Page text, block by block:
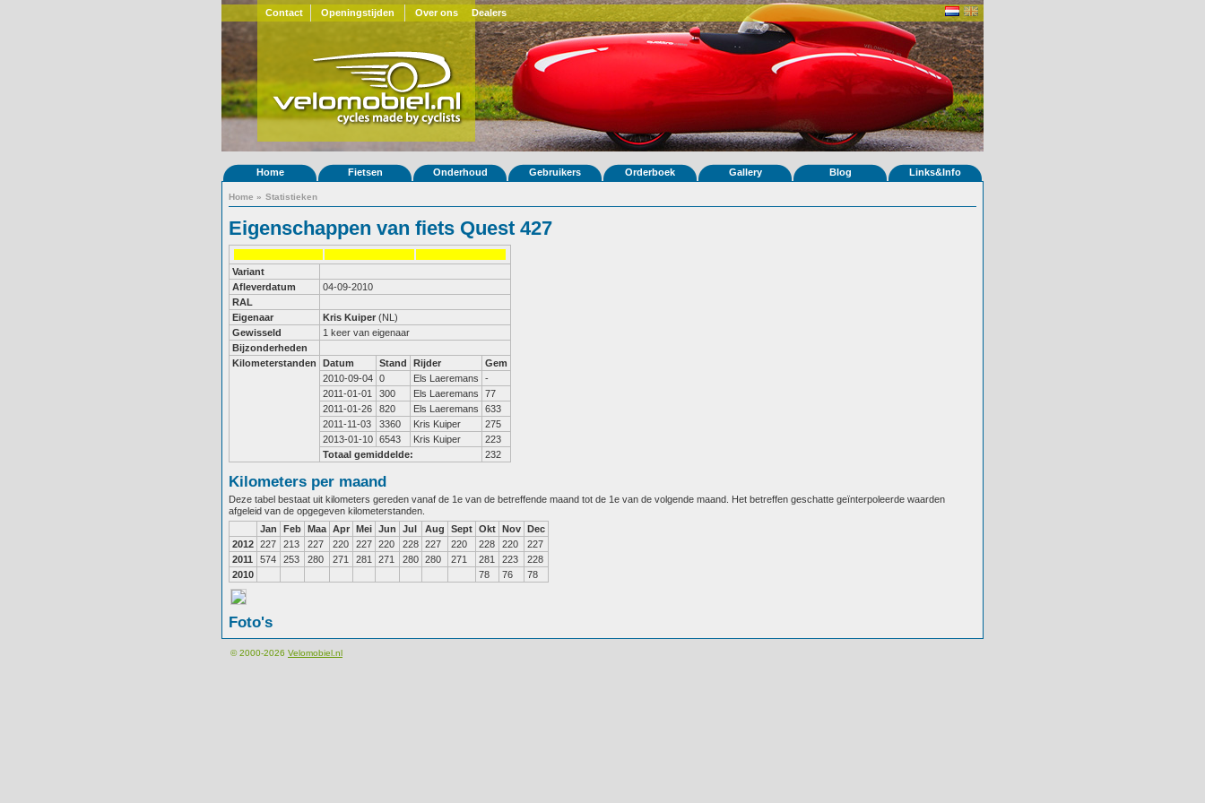
Contact Openingstijden Over ons Dealers
Home Fietsen Onderhoud Gebruikers Orderboek Gallery Blog Links&Info
Home » Statistieken
Eigenschappen van fiets Quest 427
Variant
Afleverdatum
04-09-2010
RAL
Eigenaar
Kris Kuiper (NL)
Gewisseld
1 keer van eigenaar
Bijzonderheden
Kilometerstanden
Datum Stand Rijder
Gem
2010-09-04 0 Els Laeremans
-
2011-01-01
300 Els Laeremans
77
2011-01-26
820 Els Laeremans
633
2011-11-03
3360 Kris Kuiper
275
2013-01-10 6543 Kris Kuiper
223
Totaal gemiddelde:
232
Kilometers per maand
Deze tabel bestaat uit kilometers gereden vanaf de 1e van de betreffende maand tot de 1e van de volgende maand. Het betreffen geschatte geïnterpoleerde waarden
afgeleid van de opgegeven kilometerstanden.
Jan
Feb Maa Apr Mei Jun Jul Aug Sept Okt Nov Dec
2012 227 213 227 220 227 220 228 227 220 228 220
227
2011
574 253 280 271 281 271 280 280 271 281 223
228
2010
78 76 78
Foto's
© 2000-2026 Velomobiel.nl